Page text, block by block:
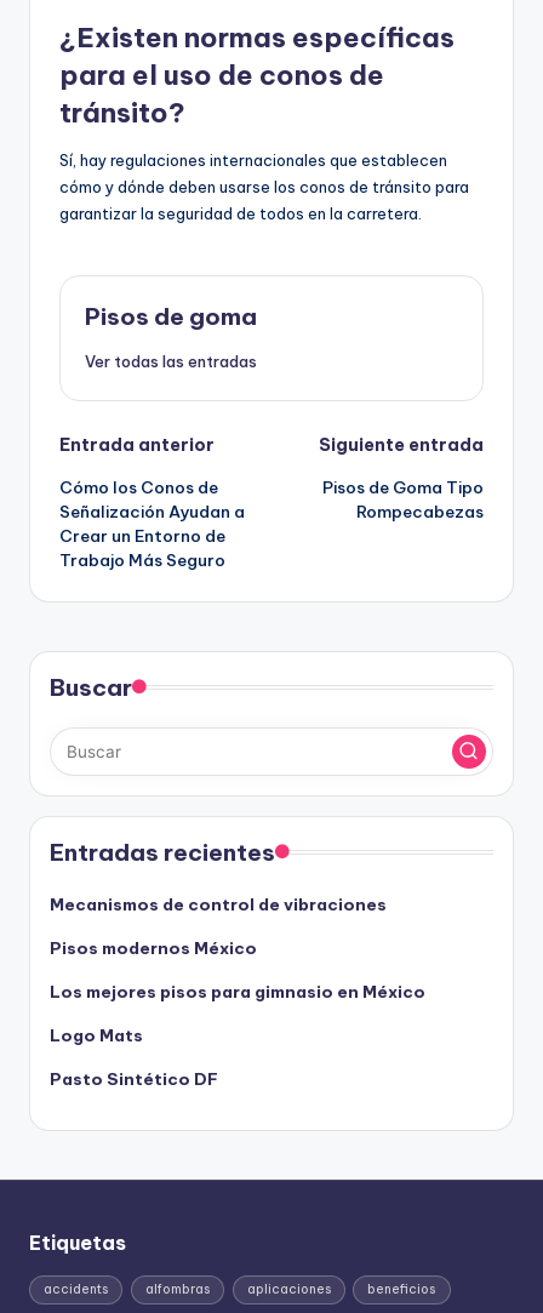
¿Existen normas específicas
para el uso de conos de
tránsito?
Sí, hay regulaciones internacionales que establecen
cómo y dónde deben usarse los conos de tránsito para
garantizar la seguridad de todos en la carretera.
Pisos de goma
Ver todas las entradas
Navegación
de
entradas
Entrada anterior
Cómo los Conos de
Señalización Ayudan a
Crear un Entorno de
Trabajo Más Seguro
Siguiente entrada
Pisos de Goma Tipo
Rompecabezas
Buscar
Entradas recientes
Mecanismos de control de vibraciones
Pisos modernos México
Los mejores pisos para gimnasio en México
Logo Mats
Pasto Sintético DF
Etiquetas
accidents alfombras aplicaciones beneficios